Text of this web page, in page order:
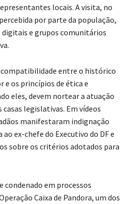
locais. A visita, no
por parte da população,
e grupos comunitários
entre o histórico
e os princípios de ética e
eles, devem nortear a atuação
legislativas. Em vídeos
manifestaram indignação
ex-chefe do Executivo do DF e
sobre os critérios adotados para
condenado em processos
Caixa de Pandora, um dos